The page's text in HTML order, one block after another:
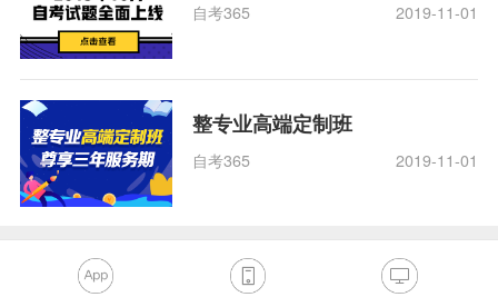
自考365 2019-11-01
整专业高端定制班
自考365 2019-11-01